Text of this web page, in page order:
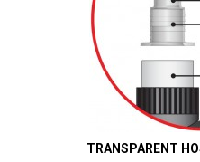
TRANSPARENT